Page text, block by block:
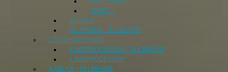
10000:- -
24 VOLT
SLUTSTEG - TILLBEHÖR
LJUDPROCESSOR
LJUDPROCESSOR - TILLBEHÖR
LJUDPROCESSOR
KABLAR - TILLBEHÖR